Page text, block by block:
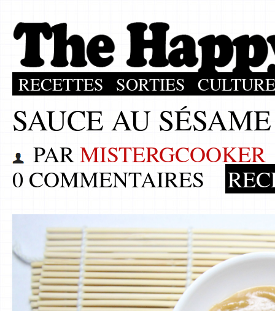
RECETTES SORTIES CULTURE
SAUCE AU SÉSAME
PARMISTERGCOOKER
0 COMMENTAIRES